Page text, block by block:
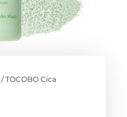
/ TOCOBO Cica